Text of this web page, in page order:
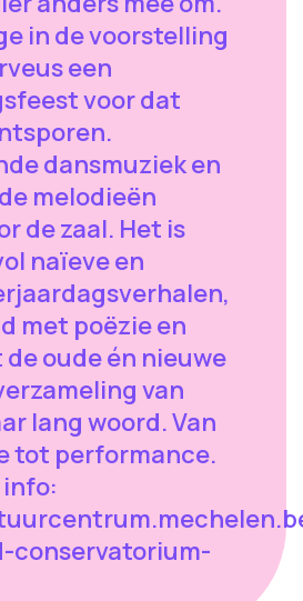
in de voorstelling
een
voor dat
dansmuziek en
melodieën
de zaal. Het is
naïeve en
met poëzie en
oude én nieuwe
van
lang woord. Van
tot performance.
conservatorium-